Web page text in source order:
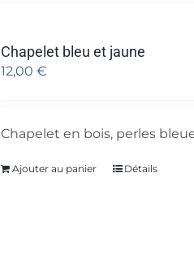
Chapelet bleu et jaune
12,00 €
Chapelet en bois, perles
Ajouter au panier Détails